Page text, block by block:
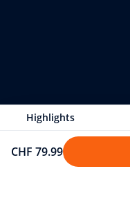
Highlights
CHF 79.99